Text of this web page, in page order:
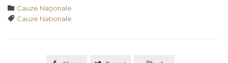
 Category
Cauze Naţionale
 Tags
Cauze Nationale